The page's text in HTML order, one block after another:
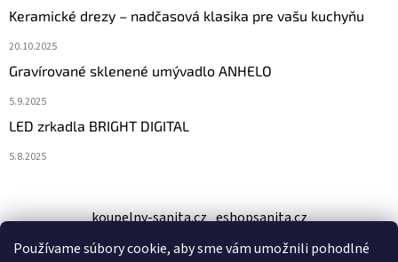
Používame súbory cookie, aby sme vám umožnili pohodlné
Keramické drezy – nadčasová klasika pre vašu kuchyňu
20.10.2025
Gravírované sklenené umývadlo ANHELO
5.9.2025
LED zrkadla BRIGHT DIGITAL
5.8.2025
koupelny-sanita.cz eshopsanita.cz